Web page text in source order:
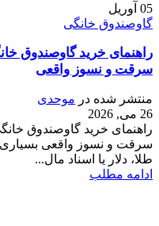
05 آوریل
گاوصندوق خانگی
سرقت و نسوز واقعی
منتشر شده در موحدی
26 می, 2026
سرقت و نسوز واقعی بسیاری
طلا، دلار یا اسناد مال...
ادامه مطلب